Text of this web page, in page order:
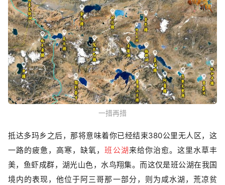
一措再措
抵达多玛乡之后，那将意味着你已经结束380公里无人区，这
一路的疲惫，高寒，缺氧，班公湖来给你治愈。这里水草丰
美，鱼虾成群，湖光山色，水鸟翔集。而这仅是班公湖在我国
境内的表现，他位于阿三哥那一部分，则为咸水湖，荒凉贫